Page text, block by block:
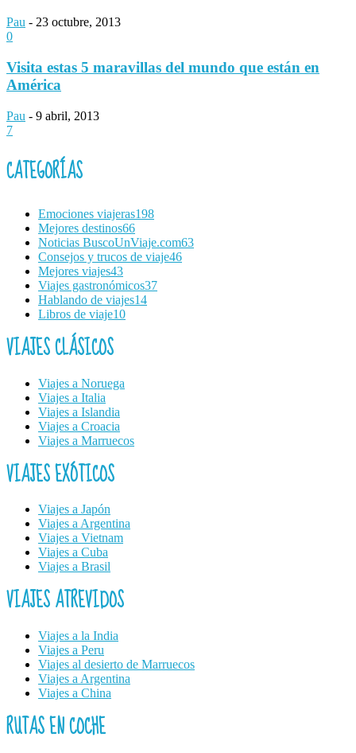
Pau - 23 octubre, 2013
0
Visita estas 5 maravillas del mundo que están en
América
Pau - 9 abril, 2013
7
CATEGORÍAS
Emociones viajeras198
Mejores destinos66
Noticias BuscoUnViaje.com63
Consejos y trucos de viaje46
Mejores viajes43
Viajes gastronómicos37
Hablando de viajes14
Libros de viaje10
VIAJES CLÁSICOS
Viajes a Noruega
Viajes a Italia
Viajes a Islandia
Viajes a Croacia
Viajes a Marruecos
VIAJES EXÓTICOS
Viajes a Japón
Viajes a Argentina
Viajes a Vietnam
Viajes a Cuba
Viajes a Brasil
VIAJES ATREVIDOS
Viajes a la India
Viajes a Peru
Viajes al desierto de Marruecos
Viajes a Argentina
Viajes a China
RUTAS EN COCHE